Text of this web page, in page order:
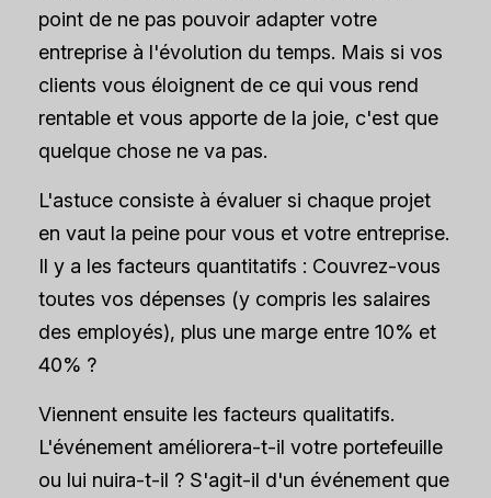
point de ne pas pouvoir adapter votre
entreprise à l'évolution du temps. Mais si vos
clients vous éloignent de ce qui vous rend
rentable et vous apporte de la joie, c'est que
quelque chose ne va pas.
L'astuce consiste à évaluer si chaque projet
en vaut la peine pour vous et votre entreprise.
Il y a les facteurs quantitatifs : Couvrez-vous
toutes vos dépenses (y compris les salaires
des employés), plus une marge entre 10% et
40% ?
Viennent ensuite les facteurs qualitatifs.
L'événement améliorera-t-il votre portefeuille
ou lui nuira-t-il ? S'agit-il d'un événement que